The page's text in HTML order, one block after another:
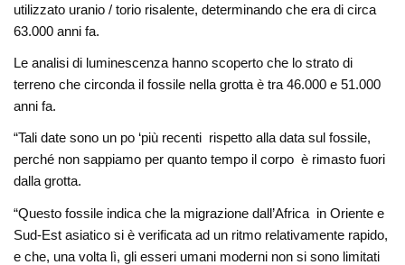
utilizzato uranio / torio risalente, determinando che era di circa
63.000 anni fa.
Le analisi di luminescenza hanno scoperto che lo strato di
terreno che circonda il fossile nella grotta è tra 46.000 e 51.000
anni fa.
“Tali date sono un po ‘più recenti rispetto alla data sul fossile,
perché non sappiamo per quanto tempo il corpo è rimasto fuori
dalla grotta.
“Questo fossile indica che la migrazione dall’Africa in Oriente e
Sud-Est asiatico si è verificata ad un ritmo relativamente rapido,
e che, una volta lì, gli esseri umani moderni non si sono limitati